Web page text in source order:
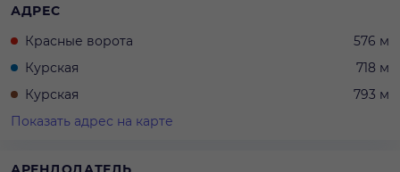
АДРЕС
Красные ворота
576 м
Курская
718 м
Курская
793 м
Показать адрес на карте